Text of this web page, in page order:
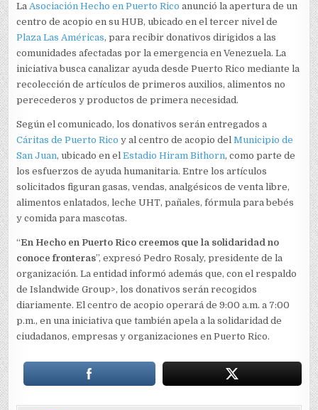
LaAsociación Hecho en Puerto Rico anunció la apertura de un
centro de acopio en su HUB, ubicado en el tercer nivel de
Plaza Las Américas, para recibir donativos dirigidos a las
comunidades afectadas por la emergencia en Venezuela. La
iniciativa busca canalizar ayuda desde Puerto Rico mediante la
recolección de artículos de primeros auxilios, alimentos no
perecederos y productos de primera necesidad.
Según el comunicado, los donativos serán entregados a
Cáritas de Puerto Rico y al centro de acopio delMunicipio de
San Juan, ubicado en elEstadio Hiram Bithorn, como parte de
los esfuerzos de ayuda humanitaria. Entre los artículos
solicitados figuran gasas, vendas, analgésicos de venta libre,
alimentos enlatados, leche UHT, pañales, fórmula para bebés
y comida para mascotas.
“En Hecho en Puerto Rico creemos que la solidaridad no
conoce fronteras”, expresó Pedro Rosaly, presidente de la
organización. La entidad informó además que, con el respaldo
de Islandwide Group>, los donativos serán recogidos
diariamente. El centro de acopio operará de 9:00 a.m. a 7:00
p.m., en una iniciativa que también apela a la solidaridad de
ciudadanos, empresas y organizaciones en Puerto Rico.